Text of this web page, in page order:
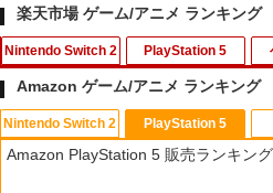
楽天市場 ゲーム/アニメ ランキング
Nintendo Switch 2
1
フロム・ソ
【Switch2】
dition
PlayStation 5
1
シティーズ
ジャパン・
1
【即納可能
ィエプロン
1
【送料無料
編 第一章 猗
y】/アニメ
Amazon ゲーム/アニメ ランキング
Nintendo Switch 2 PlayStation 5
Amazon PlayStation 5 販売ランキング